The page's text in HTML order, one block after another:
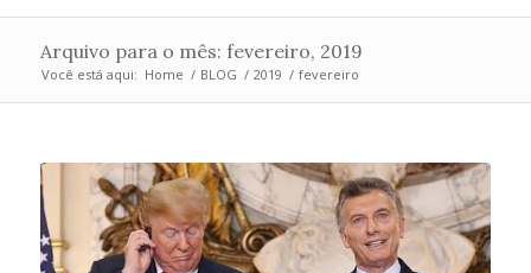
Arquivo para o mês: fevereiro, 2019
Você está aqui: Home / BLOG / 2019 / fevereiro